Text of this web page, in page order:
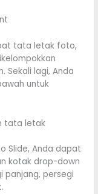
tata letak foto,
Sekali lagi, Anda
untuk
Slide, Anda dapat
kotak drop-down
panjang, persegi